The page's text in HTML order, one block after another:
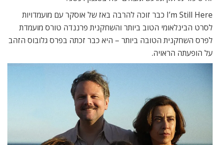
I’m Still Here כבר זוכה להרבה באז של אוסקר עם מועמדויות
לסרט הבינלאומי הטוב ביותר והשחקנית פרננדה טורס מועמדת
לפרס השחקנית הטובה ביותר – היא כבר זכתה בפרס גלובוס הזהב
על הופעתה הראויה.